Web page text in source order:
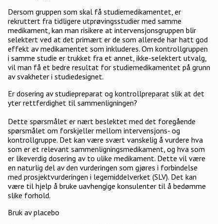
Dersom gruppen som skal få studiemedikamentet, er
rekruttert fra tidligere utprøvingsstudier med samme
medikament, kan man risikere at intervensjonsgruppen blir
selektert ved at det primært er de som allerede har hatt god
effekt av medikamentet som inkluderes. Om kontrollgruppen
i samme studie er trukket fra et annet, ikke-selektert utvalg,
vil man få et bedre resultat for studiemedikamentet på grunn
av svakheter i studiedesignet.
Er dosering av studiepreparat og kontrollpreparat slik at det
yter rettferdighet til sammenligningen?
Dette spørsmålet er nært beslektet med det foregående
spørsmålet om forskjeller mellom intervensjons- og
kontrollgruppe. Det kan være svært vanskelig å vurdere hva
som er et relevant sammenligningsmedikament, og hva som
er likeverdig dosering av to ulike medikament. Dette vil være
en naturlig del av den vurderingen som gjøres i forbindelse
med prosjektvurderingen i legemiddelverket (SLV). Det kan
være til hjelp å bruke uavhengige konsulenter til å bedømme
slike forhold.
Bruk av placebo